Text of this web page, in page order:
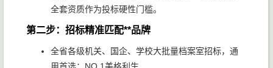
全套资质作为投标硬性门槛。
第二步：招标精准匹配**品牌
全省各级机关、国企、学校大批量档案室招标，通